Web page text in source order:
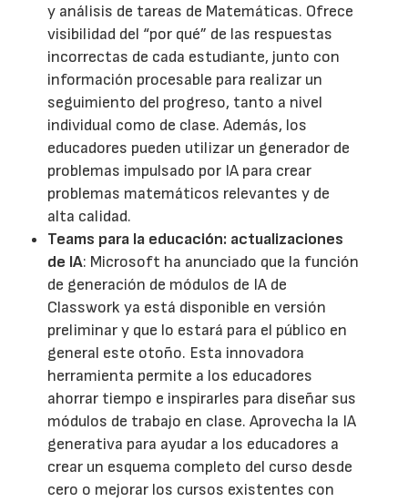
y análisis de tareas de Matemáticas. Ofrece
visibilidad del “por qué” de las respuestas
incorrectas de cada estudiante, junto con
información procesable para realizar un
seguimiento del progreso, tanto a nivel
individual como de clase. Además, los
educadores pueden utilizar un generador de
problemas impulsado por IA para crear
problemas matemáticos relevantes y de
alta calidad.
Teams para la educación: actualizaciones
de IA: Microsoft ha anunciado que la función
de generación de módulos de IA de
Classwork ya está disponible en versión
preliminar y que lo estará para el público en
general este otoño. Esta innovadora
herramienta permite a los educadores
ahorrar tiempo e inspirarles para diseñar sus
módulos de trabajo en clase. Aprovecha la IA
generativa para ayudar a los educadores a
crear un esquema completo del curso desde
cero o mejorar los cursos existentes con